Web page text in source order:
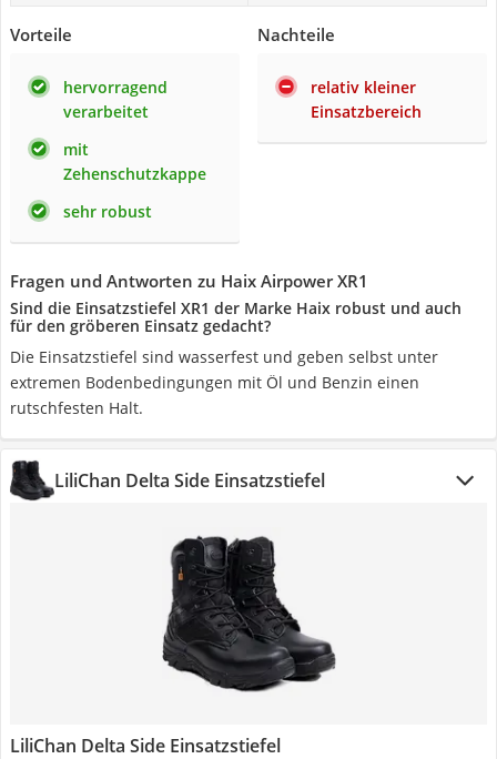
Vorteile
hervorragend
verarbeitet
mit
Zehenschutzkappe
sehr robust
Nachteile
relativ kleiner
Einsatzbereich
Fragen und Antworten zu Haix Airpower XR1
Sind die Einsatzstiefel XR1 der Marke Haix robust und auch
für den gröberen Einsatz gedacht?
Die Einsatzstiefel sind wasserfest und geben selbst unter
extremen Bodenbedingungen mit Öl und Benzin einen
rutschfesten Halt.
LiliChan Delta Side Einsatzstiefel
LiliChan Delta Side Einsatzstiefel